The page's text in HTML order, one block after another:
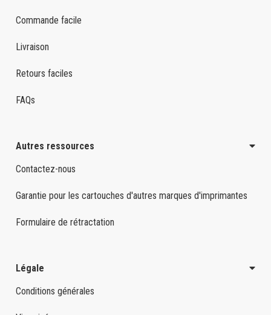
Commande facile
Livraison
Retours faciles
FAQs
Autres ressources
Contactez-nous
Garantie pour les cartouches d'autres marques d'imprimantes
Formulaire de rétractation
Légale
Conditions générales